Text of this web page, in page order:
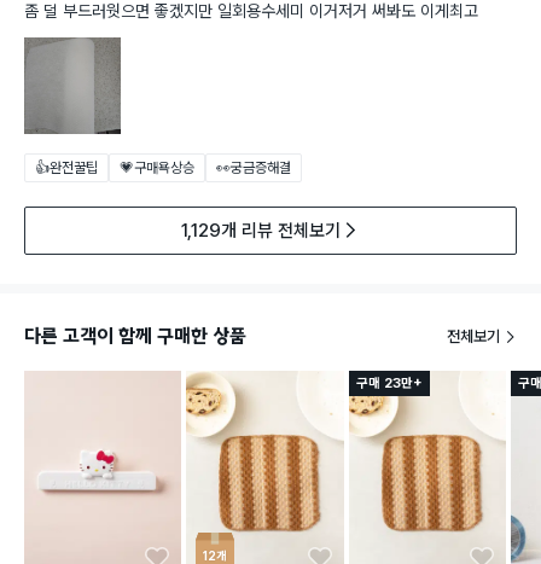
좀 덜 부드러웟으면 좋겠지만 일회용수세미 이거저거 써봐도 이게최고
👍완전꿀팁 💗구매욕상승 👀궁금증해결
1,129개 리뷰 전체보기
다른 고객이 함께 구매한 상품 전체보기
12개
구매 23만+ 구